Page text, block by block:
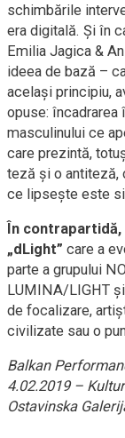
schimbările
era digitală. Și în
Emilia Jagica &
ideea de bază –
același principiu,
opuse:
masculinului ce
care prezintă,
teză și o antiteză,
ce lipsește este
În
„dLight” care a
parte a grupului
LUMINA/LIGHT
de focalizare,
civilizate sau o
Balkan
4.02.2019 –
Ostavinska